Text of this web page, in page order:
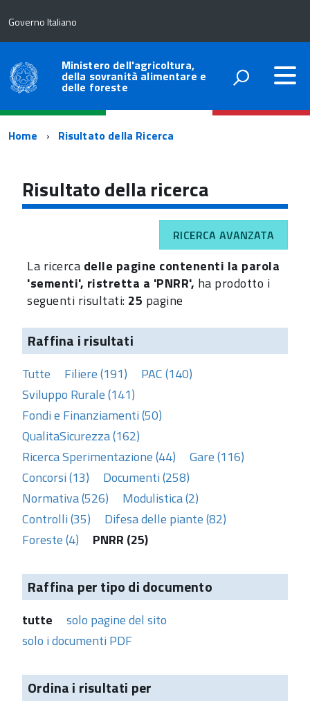
Governo Italiano
Ministero dell'agricoltura,
della sovranità alimentare e
delle foreste
Percorso
navigazione
Home Risultato della Ricerca
Risultato della ricerca
RICERCA AVANZATA
La ricerca delle pagine contenenti la parola
'sementi', ristretta a 'PNRR', ha prodotto i
seguenti risultati: 25 pagine
Raffina i risultati
Tutte Filiere (191)
PAC (140)
Sviluppo Rurale (141)
Fondi e Finanziamenti (50)
QualitaSicurezza (162)
Ricerca Sperimentazione (44)
Gare (116)
Concorsi (13)
Documenti (258)
Normativa (526)
Modulistica (2)
Controlli (35)
Difesa delle piante (82)
Foreste (4)
PNRR (25)
Raffina per tipo di documento
tutte
solo pagine del sito
solo i documenti PDF
Ordina i risultati per